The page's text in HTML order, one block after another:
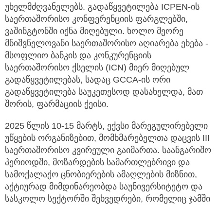
უხელმძღვანელებს. გადაწყვეტილება ICPEN-ის
საერთაშორისო კონფერენციის ფარგლებში,
ვაშინგტონში იქნა მიღებული. ხოლო მეორე
მნიშვნელოვანი საერთაშორისო აღიარება ეხება -
მსოფლიო ბანკის და კონკურენციის
საერთაშორისო ქსელის (ICN) მიერ მიღებულ
გადაწყვეტილებას, სადაც GCCA-ის ორი
გადაწყვეტილება საუკეთესოდ დასახელდა, მათ
შორის, ფარმაციის ქეისი.
2025 წლის 10-15 მარტს, ექვსი მარეგულირებელი
უწყების ორგანიზებით, მომხმარებელთა დაცვის III
საერთაშორისო კვირეული გაიმართა. საანგარიშო
პერიოდში, მოზარდების სამართლებრივი და
სამოქალაქო ცნობიერების ამაღლების მიზნით,
აქტიურად მიმდინარეობდა საუნივერსიტეტო და
სასკოლო სექტორში შეხვედრები, რომელიც ჯამში